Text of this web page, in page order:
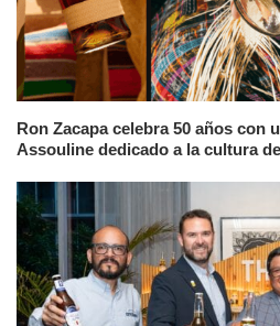
Ron Zacapa celebra 50 años con
Assouline dedicado a la cultura